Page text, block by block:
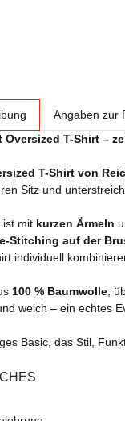
Angaben zur
Oversized T-Shirt –
T-Shirt von
Sitz und
ist mit kurzen Ärmeln
Stitching auf der
individuell
100 % Baumwolle ,
weich – ein echtes
Basic, das Stil,